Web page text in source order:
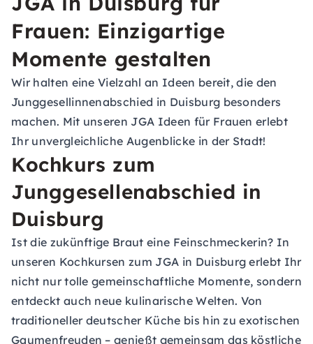
Frauen: Einzigartige
Momente gestalten
Wir halten eine Vielzahl an Ideen bereit, die den
Junggesellinnenabschied in Duisburg besonders
machen. Mit unseren JGA Ideen für Frauen erlebt
Ihr unvergleichliche Augenblicke in der Stadt!
Kochkurs zum
Junggesellenabschied in
Duisburg
Ist die zukünftige Braut eine Feinschmeckerin? In
unseren Kochkursen zum JGA in Duisburg erlebt Ihr
nicht nur tolle gemeinschaftliche Momente, sondern
entdeckt auch neue kulinarische Welten. Von
traditioneller deutscher Küche bis hin zu exotischen
Gaumenfreuden – genießt gemeinsam das köstliche